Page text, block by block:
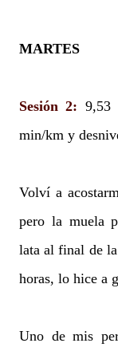
MARTES
Sesión 2: 9,53
min/km y
Volví a
pero la muela
lata al final de
horas, lo hice a
Uno de mis